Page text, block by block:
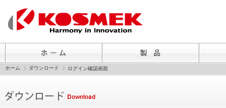
ホーム ダウンロード ログイン確認画面